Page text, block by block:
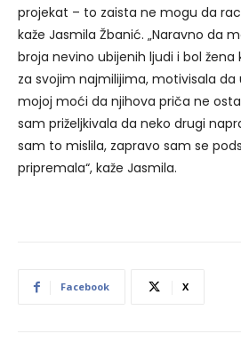
projekat – to zaista ne mogu da
kaže Jasmila Žbanić. „Naravno da
broja nevino ubijenih ljudi i bol
za svojim najmilijima, motivisala
mojoj moći da njihova priča ne
sam priželjkivala da neko drugi
sam to mislila, zapravo sam se
pripremala“, kaže Jasmila.
Facebook X